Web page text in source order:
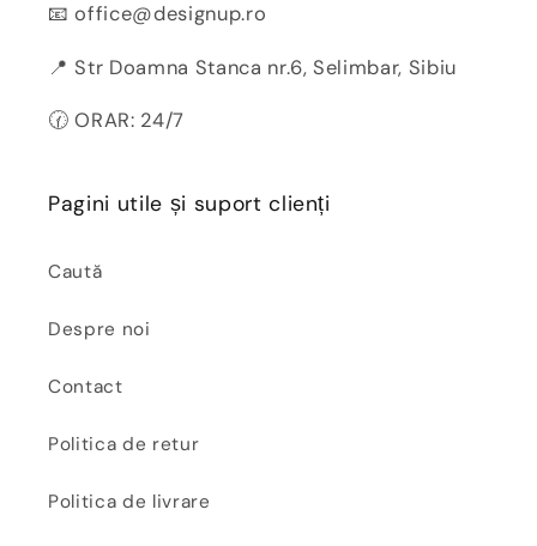
📧 office@designup.ro
📍 Str Doamna Stanca nr.6, Selimbar, Sibiu
🕜 ORAR: 24/7
Pagini utile și suport clienți
Caută
Despre noi
Contact
Politica de retur
Politica de livrare